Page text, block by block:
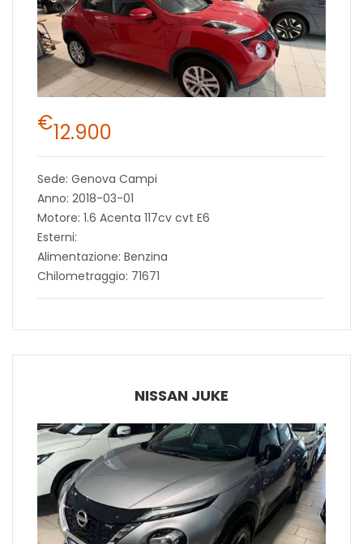
€12.900
Sede: Genova Campi
Anno: 2018-03-01
Motore: 1.6 Acenta 117cv cvt E6
Esterni:
Alimentazione: Benzina
Chilometraggio: 71671
NISSAN JUKE